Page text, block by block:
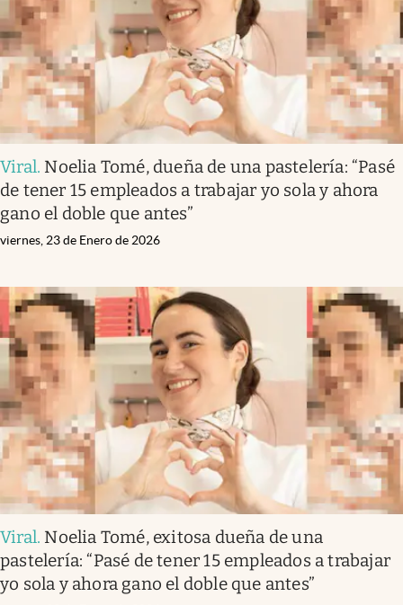
Viral. Noelia Tomé, dueña de una pastelería: “Pasé
de tener 15 empleados a trabajar yo sola y ahora
gano el doble que antes”
viernes, 23 de Enero de 2026
Viral. Noelia Tomé, exitosa dueña de una
pastelería: “Pasé de tener 15 empleados a trabajar
yo sola y ahora gano el doble que antes”